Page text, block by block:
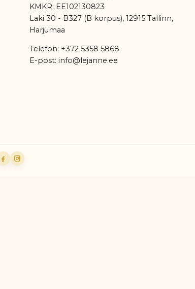
KMKR: EE102130823
Laki 30 - B327 (B korpus), 12915 Tallinn,
Harjumaa
Telefon: +372 5358 5868
E-post:info@lejanne.ee
Facebook
Instagram